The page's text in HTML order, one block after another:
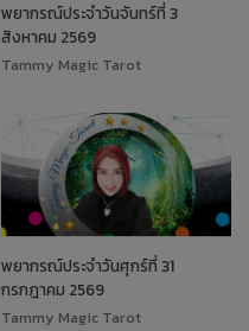
พยากรณ์ประจำวันจันทร์ที่ 3
สิงหาคม 2569
Tammy Magic Tarot
พยากรณ์ประจำวันศุกร์ที่ 31
กรกฎาคม 2569
Tammy Magic Tarot